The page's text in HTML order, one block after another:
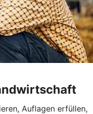
Auflagen erfüllen,